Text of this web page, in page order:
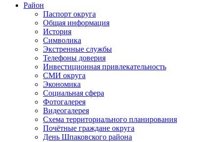
Район
Паспорт округа
Общая информация
История
Символика
Экстренные службы
Телефоны доверия
Инвестиционная привлекательность
СМИ округа
Экономика
Социальная сфера
Фотогалерея
Видеогалерея
Схема территориального планирования
Почётные граждане округа
День Шпаковского района